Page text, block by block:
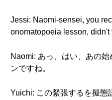
Jessi: Naomi-sensei, you
onomatopoeia lesson, didn't
Naomi: あっ、はい、あの
ンですね。
Yuichi: この緊張するを擬態